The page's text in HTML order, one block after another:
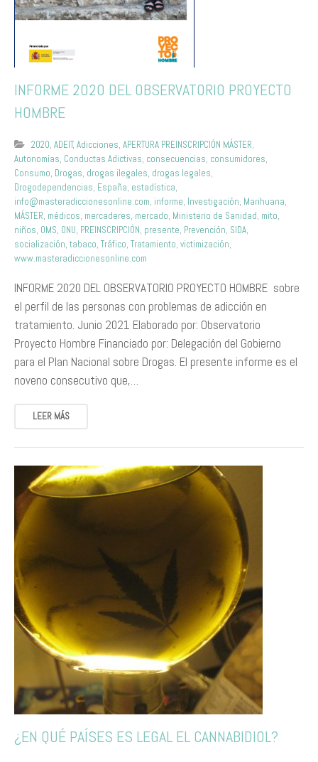
INFORME 2020 DEL OBSERVATORIO PROYECTO
HOMBRE
2020, ADEIT, Adicciones, APERTURA PREINSCRIPCIÓN MÁSTER,
Autonomías, Conductas Adictivas, consecuencias, consumidores,
Consumo, Drogas, drogas ilegales, drogas legales,
Drogodependencias, España, estadística,
info@masteradiccionesonline.com, informe, Investigación, Marihuana,
MÁSTER, médicos, mercaderes, mercado, Ministerio de Sanidad, mito,
niños, OMS, ONU, PREINSCRIPCIÓN, presente, Prevención, SIDA,
socialización, tabaco, Tráfico, Tratamiento, victimización,
www.masteradiccionesonline.com
INFORME 2020 DEL OBSERVATORIO PROYECTO HOMBRE sobre
el perfil de las personas con problemas de adicción en
tratamiento. Junio 2021 Elaborado por: Observatorio
Proyecto Hombre Financiado por: Delegación del Gobierno
para el Plan Nacional sobre Drogas. El presente informe es el
noveno consecutivo que,…
LEER MÁS
¿EN QUÉ PAÍSES ES LEGAL EL CANNABIDIOL?